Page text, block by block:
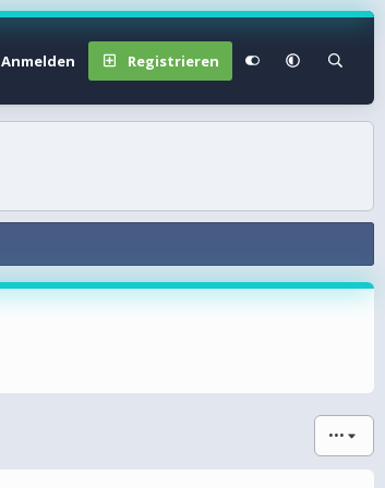
Anmelden Registrieren
•••